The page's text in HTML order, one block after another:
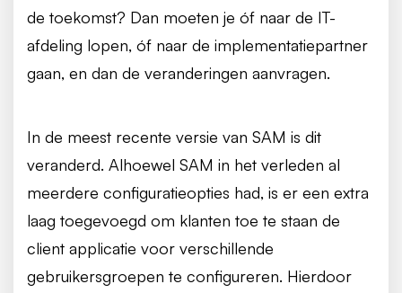
de toekomst? Dan moeten je óf naar de IT-
afdeling lopen, óf naar de implementatiepartner
gaan, en dan de veranderingen aanvragen.
In de meest recente versie van SAM is dit
veranderd. Alhoewel SAM in het verleden al
meerdere configuratieopties had, is er een extra
laag toegevoegd om klanten toe te staan de
client applicatie voor verschillende
gebruikersgroepen te configureren. Hierdoor